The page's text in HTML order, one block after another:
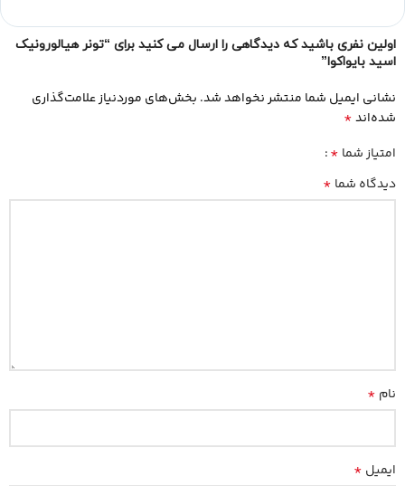
اولین نفری باشید که دیدگاهی را ارسال می کنید برای “تونر هیالورونیک
اسید بایواکوا”
نشانی ایمیل شما منتشر نخواهد شد. بخش‌های موردنیاز علامت‌گذاری
شده‌اند*
امتیاز شما *
دیدگاه شما *
نام *
ایمیل *